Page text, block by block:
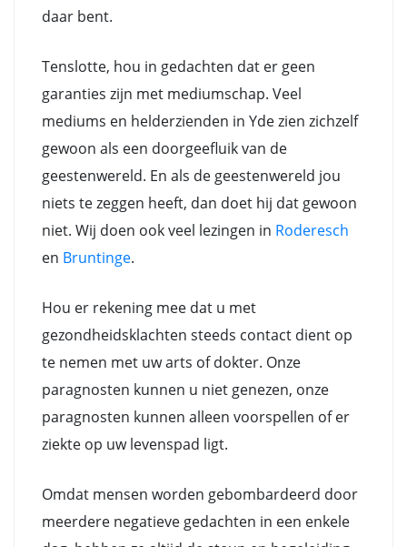
daar bent.
Tenslotte, hou in gedachten dat er geen
garanties zijn met mediumschap. Veel
mediums en helderzienden in Yde zien zichzelf
gewoon als een doorgeefluik van de
geestenwereld. En als de geestenwereld jou
niets te zeggen heeft, dan doet hij dat gewoon
niet. Wij doen ook veel lezingen in Roderesch
en Bruntinge.
Hou er rekening mee dat u met
gezondheidsklachten steeds contact dient op
te nemen met uw arts of dokter. Onze
paragnosten kunnen u niet genezen, onze
paragnosten kunnen alleen voorspellen of er
ziekte op uw levenspad ligt.
Omdat mensen worden gebombardeerd door
meerdere negatieve gedachten in een enkele